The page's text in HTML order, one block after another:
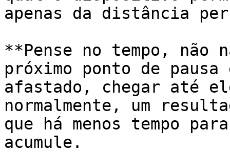
apenas da distância
**Pense no tempo,
próximo ponto de
afastado, chegar até
normalmente, um
que há menos tempo
acumule.